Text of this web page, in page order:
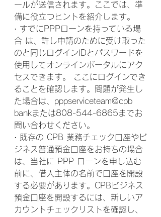
ールが送信されます。ここでは、準
備に役立つヒントを紹介します。
· すでにPPPローンを持っている場
合 は、許し申請のために受け取った
のと同じログインIDとパスワードを
使用してオンラインポータルにアク
セスできます。 ここにログインでき
ることを確認します。問題が発生し
た場合は、pppserviceteam@cpb
bankまたは808-544-6865までお
問い合わせください。
· 既存の CPB 業務チェック口座やビ
ジネス普通預金口座をお持ちの場合
は、当社に PPP ローンを申し込む
前に、借入主体の名前で口座を開設
する必要があります。CPBビジネス
預金口座を開設するには、新しいア
カウントチェックリストを確認し、